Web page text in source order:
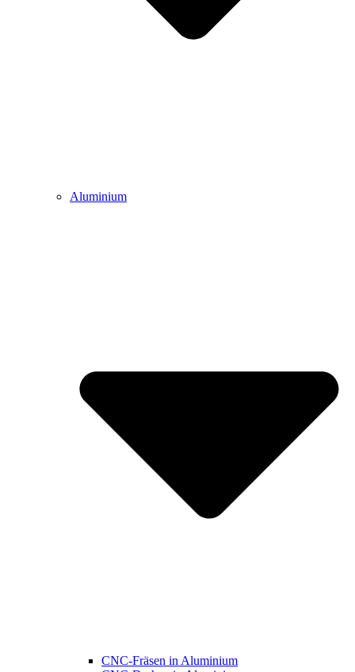
Aluminium
CNC-Fräsen in Aluminium